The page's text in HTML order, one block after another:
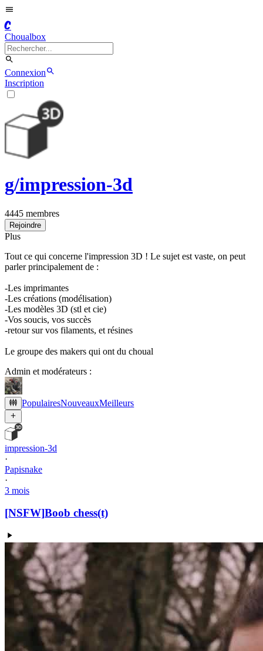
C
Choualbox
Connexion
Inscription
g/impression-3d
4445 membres
Rejoindre
Plus
Tout ce qui concerne l'impression 3D ! Le sujet est vaste, on peut
parler principalement de :
-Les imprimantes
-Les créations (modélisation)
-Les modèles 3D (stl et cie)
-Vos soucis, vos succès
-retour sur vos filaments, et résines
Le groupe des makers qui ont du choual
Admin et modérateurs :
PopulairesNouveauxMeilleurs
impression-3d
·
Papisnake
·
3 mois
[NSFW]Boob chess(t)